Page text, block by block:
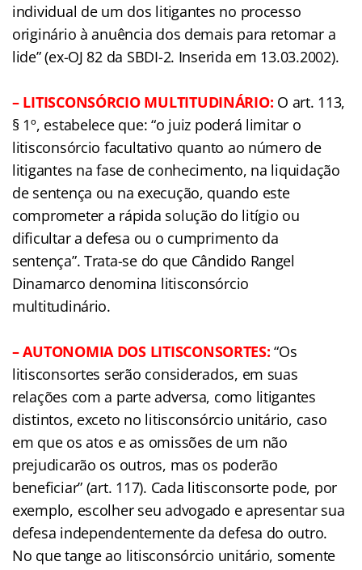
individual de um dos litigantes no processo
originário à anuência dos demais para retomar a
lide” (ex-OJ 82 da SBDI-2. Inserida em 13.03.2002).
– LITISCONSÓRCIO MULTITUDINÁRIO: O art. 113,
§ 1º, estabelece que: “o juiz poderá limitar o
litisconsórcio facultativo quanto ao número de
litigantes na fase de conhecimento, na liquidação
de sentença ou na execução, quando este
comprometer a rápida solução do litígio ou
dificultar a defesa ou o cumprimento da
sentença”. Trata-se do que Cândido Rangel
Dinamarco denomina litisconsórcio
multitudinário.
– AUTONOMIA DOS LITISCONSORTES:“Os
litisconsortes serão considerados, em suas
relações com a parte adversa, como litigantes
distintos, exceto no litisconsórcio unitário, caso
em que os atos e as omissões de um não
prejudicarão os outros, mas os poderão
beneficiar” (art. 117). Cada litisconsorte pode, por
exemplo, escolher seu advogado e apresentar sua
defesa independentemente da defesa do outro.
No que tange ao litisconsórcio unitário, somente